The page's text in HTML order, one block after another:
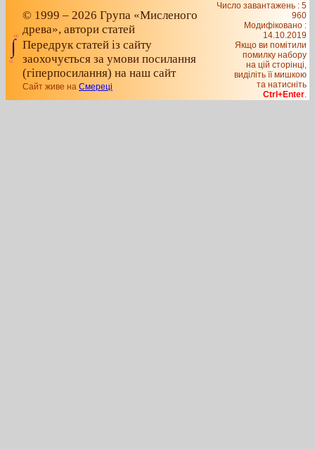
© 1999 – 2026 Група «Мисленого
древа», автори статей
Передрук статей із сайту
заохочується за умови посилання
(гіперпосилання) на наш сайт
Сайт живе на Смереці
Число завантажень : 5
960
Модифіковано :
14.10.2019
Якщо ви помітили
помилку набору
на цiй сторiнцi,
видiлiть її мишкою
та натисніть
Ctrl+Enter.